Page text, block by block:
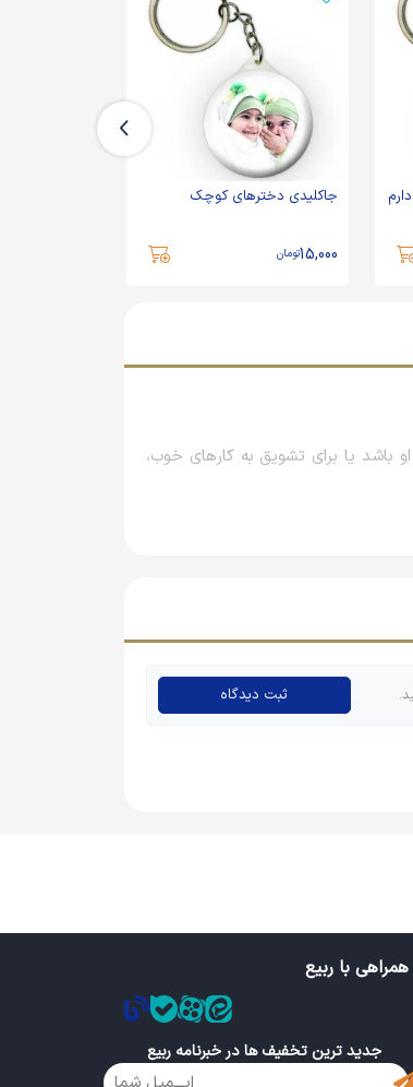
جاکلیدی دخترهای کوچک
15,000تومان
یا برای تشویق به کارهای خوب،
دایره‌ای محبوب نیستند و چه از نظر
این محصول بسیار با صرفه بوده و
ثبت دیدگاه
همراهی با ربیع
جدید ترین تخفیف ها در خبرنامه ربیع